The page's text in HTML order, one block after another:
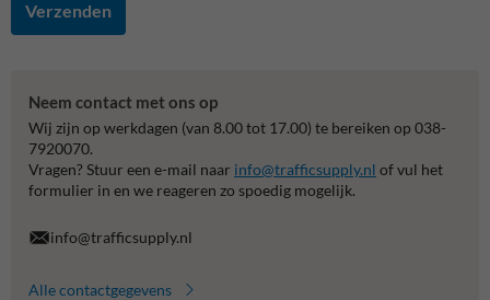
Verzenden
Neem contact met ons op
Wij zijn op werkdagen (van 8.00 tot 17.00) te bereiken op 038-
7920070.
Vragen? Stuur een e-mail naar info@trafficsupply.nl of vul het
formulier in en we reageren zo spoedig mogelijk.
info@trafficsupply.nl
Alle contactgegevens